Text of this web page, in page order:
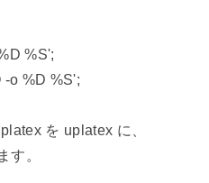
%S';
-o %D %S';
を uplatex に、
す。